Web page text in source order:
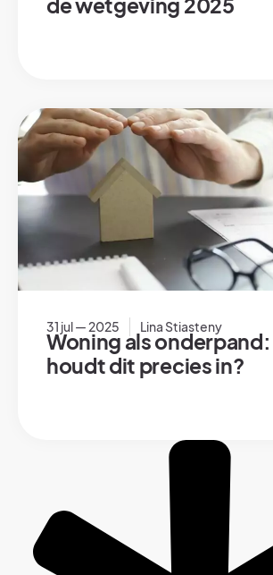
de wetgeving 2025
31 jul — 2025 Lina Stiasteny
Woning als
houdt dit precies in?